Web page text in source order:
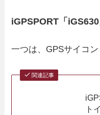
iGPSPORT「iGS630
一つは、GPSサイコン
関連記事
ト